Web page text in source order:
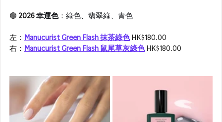
🟢 2026 幸運色 ：綠色、翡翠綠、青色
左： Manucurist Green Flash 抹茶綠色 HK$180.00
右： Manucurist Green Flash 鼠尾草灰綠色 HK$180.00